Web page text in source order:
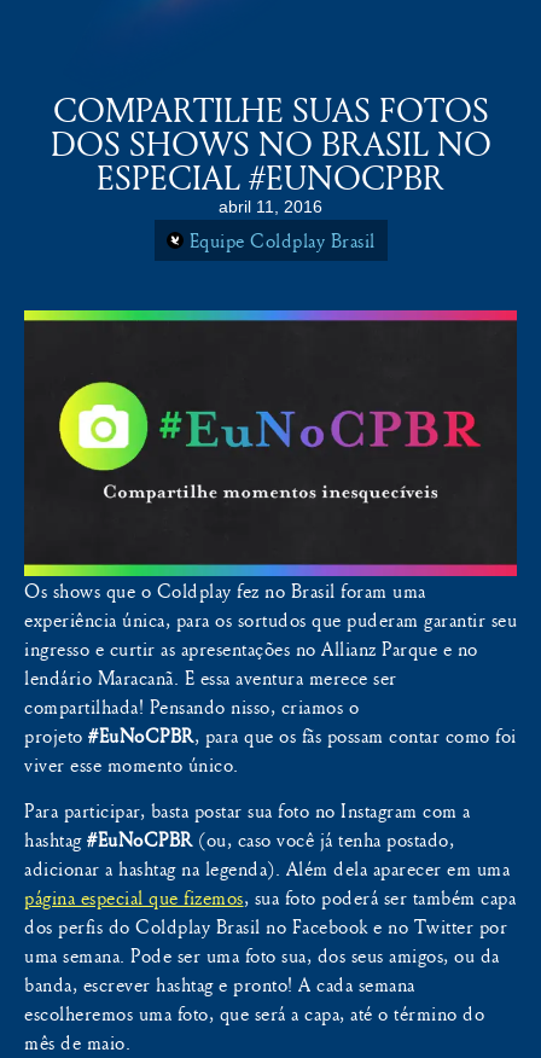
COMPARTILHE SUAS FOTOS
DOS SHOWS NO BRASIL NO
ESPECIAL #EUNOCPBR
abril 11, 2016
Equipe Coldplay Brasil
Os shows que o Coldplay fez no Brasil foram uma
experiência única, para os sortudos que puderam garantir seu
ingresso e curtir as apresentações no Allianz Parque e no
lendário Maracanã. E essa aventura merece ser
compartilhada! Pensando nisso, criamos o
projeto #EuNoCPBR, para que os fãs possam contar como foi
viver esse momento único.
Para participar, basta postar sua foto no Instagram com a
hashtag#EuNoCPBR(ou, caso você já tenha postado,
adicionar a hashtag na legenda). Além dela aparecer em uma
página especial que fizemos, sua foto poderá ser também capa
dos perfis do Coldplay Brasil no Facebook e no Twitter por
uma semana. Pode ser uma foto sua, dos seus amigos, ou da
banda, escrever hashtag e pronto! A cada semana
escolheremos uma foto, que será a capa, até o término do
mês de maio.